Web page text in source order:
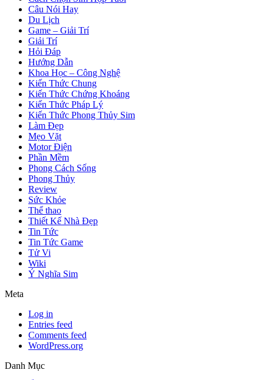
Câu Nói Hay
Du Lịch
Game – Giải Trí
Giải Trí
Hỏi Đáp
Hướng Dẫn
Khoa Học – Công Nghệ
Kiến Thức Chung
Kiến Thức Chứng Khoáng
Kiến Thức Pháp Lý
Kiến Thức Phong Thủy Sim
Làm Đẹp
Mẹo Vặt
Motor Điện
Phần Mềm
Phong Cách Sống
Phong Thủy
Review
Sức Khỏe
Thể thao
Thiết Kế Nhà Đẹp
Tin Tức
Tin Tức Game
Tử Vi
Wiki
Ý Nghĩa Sim
Meta
Log in
Entries feed
Comments feed
WordPress.org
Danh Mục